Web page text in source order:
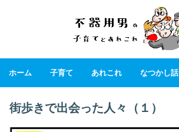
ホーム 子育て あれこれ なつかし話
街歩きで出会った人々（１）